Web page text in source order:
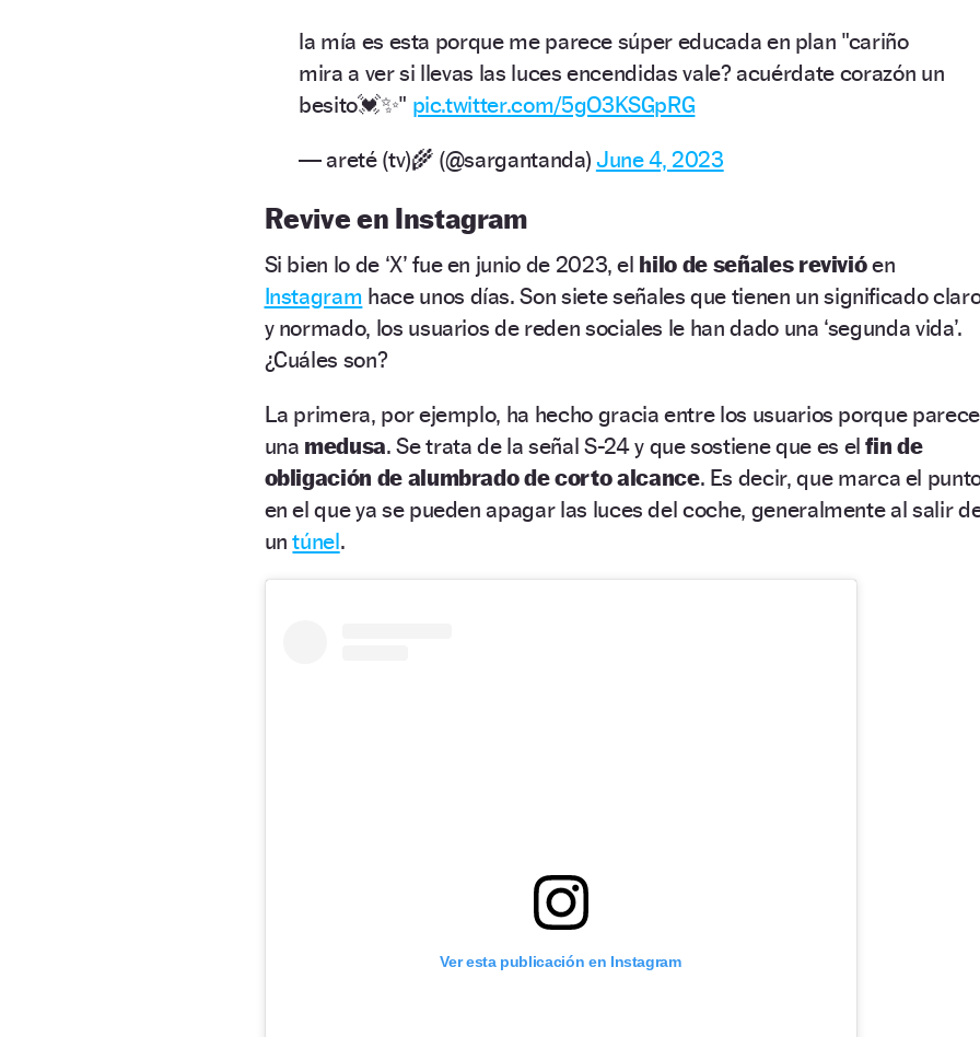
la mía es esta porque me parece súper educada en plan "cariño
mira a ver si llevas las luces encendidas vale? acuérdate corazón un
besito💓✨" pic.twitter.com/5gO3KSGpRG
— areté (tv)🌾 (@sargantanda) June 4, 2023
Revive en Instagram
Si bien lo de ‘X’ fue en junio de 2023, el hilo de señales revivióen
Instagram hace unos días. Son siete señales que tienen un significado
y normado, los usuarios de reden sociales le han dado una ‘segunda vida’.
¿Cuáles son?
La primera, por ejemplo, ha hecho gracia entre los usuarios porque parece
una medusa. Se trata de la señal S-24 y que sostiene que es elfin de
obligación de alumbrado de corto alcance. Es decir, que marca el
en el que ya se pueden apagar las luces del coche, generalmente al salir
untúnel.
Ver esta publicación en Instagram